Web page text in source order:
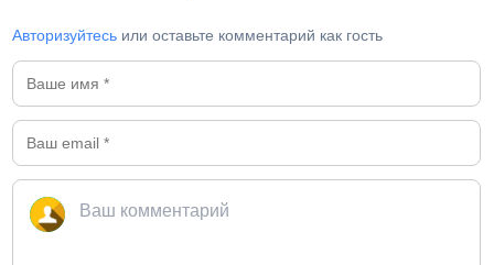
Авторизуйтесь или оставьте комментарий как гость